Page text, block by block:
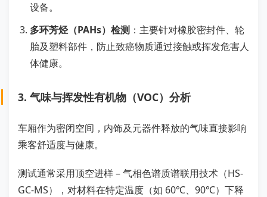
设备。
多环芳烃（PAHs）检测 ：主要针对橡胶密封件、轮
胎及塑料部件，防止致癌物质通过接触或挥发危害人
体健康。
3. 气味与挥发性有机物（VOC）分析
车厢作为密闭空间，内饰及元器件释放的气味直接影响
乘客舒适度与健康。
测试通常采用顶空进样 – 气相色谱质谱联用技术（HS-
GC-MS），对材料在特定温度（如 60℃、90℃）下释